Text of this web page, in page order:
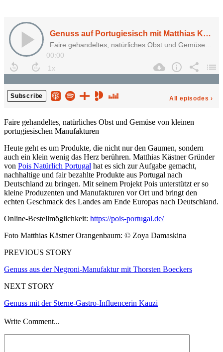
Faire gehandeltes, natürliches Obst und Gemüse von kleinen
portugiesischen Manufakturen
Heute geht es um Produkte, die nicht nur den Gaumen, sondern
auch ein klein wenig das Herz berühren. Matthias Kästner Gründer
von Pois Natürlich Portugal hat es sich zur Aufgabe gemacht,
nachhaltige und fair bezahlte Produkte aus Portugal nach
Deutschland zu bringen. Mit seinem Projekt Pois unterstützt er so
kleine Produzenten und Manufakturen vor Ort und bringt den
echten Geschmack des Landes am Ende Europas nach Deutschland.
Online-Bestellmöglichkeit: https://pois-portugal.de/
Foto Matthias Kästner Orangenbaum: © Zoya Damaskina
PREVIOUS STORY
Genuss aus der Negroni-Manufaktur mit Thorsten Boeckers
NEXT STORY
Genuss mit der Sterne-Gastro-Influencerin Kauzi
Write Comment...